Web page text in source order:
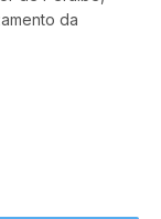
da